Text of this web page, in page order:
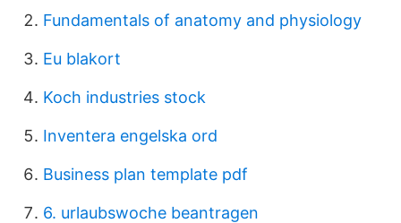
Fundamentals of anatomy and physiology
Eu blakort
Koch industries stock
Inventera engelska ord
Business plan template pdf
6. urlaubswoche beantragen